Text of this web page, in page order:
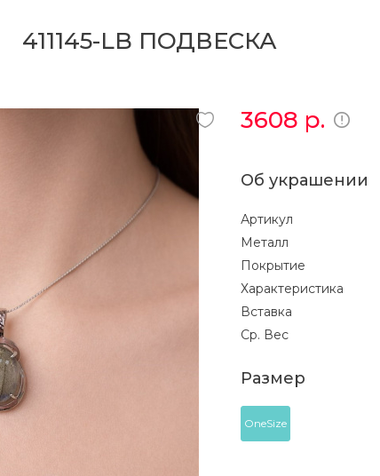
411145-LB ПОДВЕСКА
3608 р.
Об украшении
Артикул
Металл
Покрытие
Характеристика
Вставка
Ср. Вес
Размер
OneSize